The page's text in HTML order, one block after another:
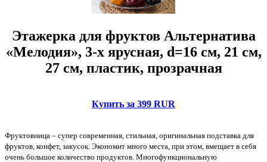
Этажерка для фруктов Альтернатива
«Мелодия», 3-х ярусная, d=16 см, 21 см,
27 см, пластик, прозрачная
Купить за 399 RUR
Фруктовница – супер современная, стильная, оригинальная подставка для
фруктов, конфет, закусок. Экономит много места, при этом, вмещает в себя
очень большое количество продуктов. Многофункциональную